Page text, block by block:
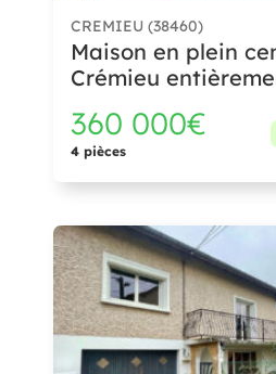
CREMIEU (38460)
Maison en plein
Crémieu
360 000€
4 pièces